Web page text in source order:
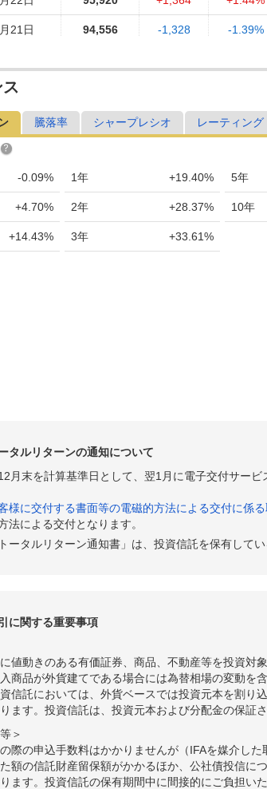
21日 94,556 -1,328 -1.39%
16日
15日 96,252 +1,073 +1.13%
14日
13日 95,905 +309 +0.32%
10日 95,596 +783 +0.83%
09日 94,813 +245
29日 90,186 +425 +0.47%
26日 89,761 -714 -0.79%
25日 90,475
22日 95,905
19日
18日 92,681 -805 -0.86%
17日 93,486 -1,858 -1.95%
16日
15日 91,178 -777 -0.84%
騰落率 シャープレシオ レーティング
-0.09%
+4.70%
+14.43%
1年 +19.40%
2年 +28.37%
3年 +33.61%
5年
10年
タルリターンの通知について
月末を計算基準日として、翌1月に電子交付サー
様に交付する書面等の電磁的方法による交付に係
法による交付となります。
ータルリターン通知書」は、投資信託を保有して
に関する重要事項
値動きのある有価証券、商品、不動産等を投資対
商品が外貨建てである場合には為替相場の変動を
信託においては、外貨ベースでは投資元本を割り
ます。投資信託は、投資元本および分配金の保証
＞
際の申込手数料はかかりませんが（IFAを媒介し
額の信託財産留保額がかかるほか、公社債投信
ます。投資信託の保有期間中に間接的にご負担